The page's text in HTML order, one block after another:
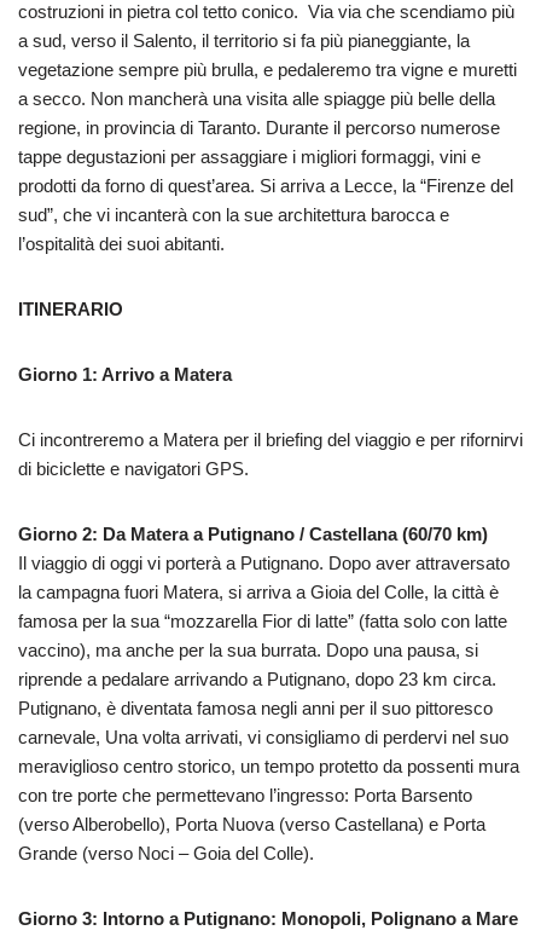
costruzioni in pietra col tetto conico. Via via che scendiamo più
a sud, verso il Salento, il territorio si fa più pianeggiante, la
vegetazione sempre più brulla, e pedaleremo tra vigne e muretti
a secco. Non mancherà una visita alle spiagge più belle della
regione, in provincia di Taranto. Durante il percorso numerose
tappe degustazioni per assaggiare i migliori formaggi, vini e
prodotti da forno di quest’area. Si arriva a Lecce, la “Firenze del
sud”, che vi incanterà con la sue architettura barocca e
l’ospitalità dei suoi abitanti.
ITINERARIO
Giorno 1: Arrivo a Matera
Ci incontreremo a Matera per il briefing del viaggio e per rifornirvi
di biciclette e navigatori GPS.
Giorno 2: Da Matera a Putignano / Castellana (60/70 km)
Il viaggio di oggi vi porterà a Putignano. Dopo aver attraversato
la campagna fuori Matera, si arriva a Gioia del Colle, la città è
famosa per la sua “mozzarella Fior di latte” (fatta solo con latte
vaccino), ma anche per la sua burrata. Dopo una pausa, si
riprende a pedalare arrivando a Putignano, dopo 23 km circa.
Putignano, è diventata famosa negli anni per il suo pittoresco
carnevale, Una volta arrivati, vi consigliamo di perdervi nel suo
meraviglioso centro storico, un tempo protetto da possenti mura
con tre porte che permettevano l’ingresso: Porta Barsento
(verso Alberobello), Porta Nuova (verso Castellana) e Porta
Grande (verso Noci – Goia del Colle).
Giorno 3: Intorno a Putignano: Monopoli, Polignano a Mare